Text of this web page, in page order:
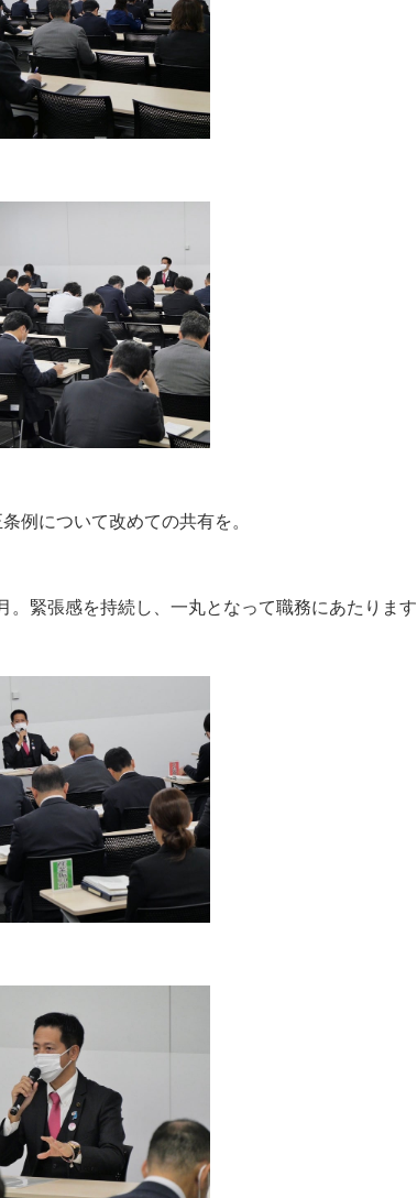
例について改めての共有を。
。緊張感を持続し、一丸となって職務にあたりま